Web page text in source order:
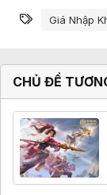
Từ khóa
Giá Nhập
CHỦ ĐỀ